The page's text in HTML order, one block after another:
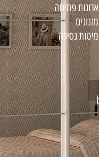
ארונות פתיחה
מזנונים
מיטות נסיכה